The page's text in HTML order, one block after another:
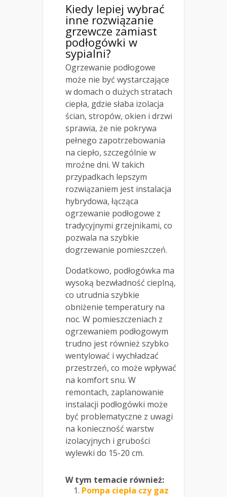
Kiedy lepiej wybrać
inne rozwiązanie
grzewcze zamiast
podłogówki w
sypialni?
Ogrzewanie podłogowe
może nie być wystarczające
w domach o dużych stratach
ciepła, gdzie słaba izolacja
ścian, stropów, okien i drzwi
sprawia, że nie pokrywa
pełnego zapotrzebowania
na ciepło, szczególnie w
mroźne dni. W takich
przypadkach lepszym
rozwiązaniem jest instalacja
hybrydowa, łącząca
ogrzewanie podłogowe z
tradycyjnymi grzejnikami, co
pozwala na szybkie
dogrzewanie pomieszczeń.
Dodatkowo, podłogówka ma
wysoką bezwładność cieplną,
co utrudnia szybkie
obniżenie temperatury na
noc. W pomieszczeniach z
ogrzewaniem podłogowym
trudno jest również szybko
wentylować i wychładzać
przestrzeń, co może wpływać
na komfort snu. W
remontach, zaplanowanie
instalacji podłogówki może
być problematyczne z uwagi
na konieczność warstw
izolacyjnych i grubości
wylewki do 15-20 cm.
W tym temacie również:
Pompa ciepła czy gaz